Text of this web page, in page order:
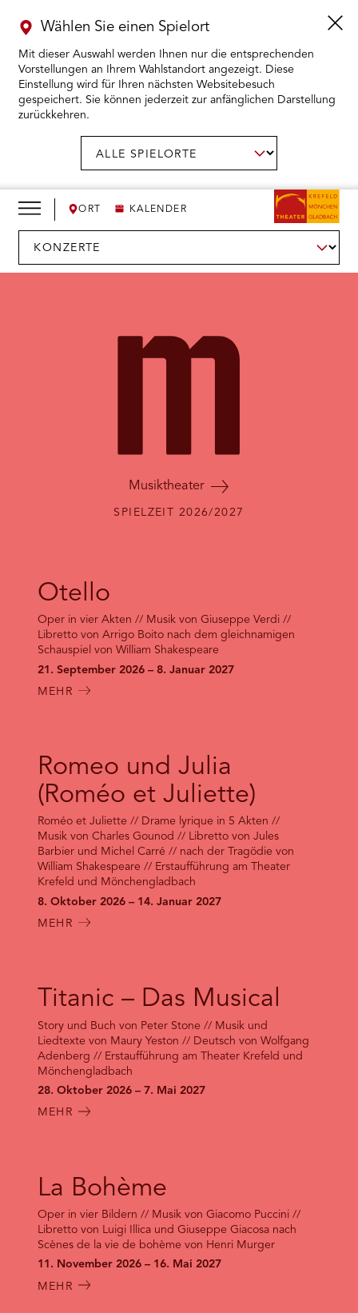
ORT KALENDER
Wählen Sie einen Spielort
Mit dieser Auswahl werden Ihnen nur die entsprechenden
Vorstellungen an Ihrem Wahlstandort angezeigt. Diese
Einstellung wird für Ihren nächsten Websitebesuch
gespeichert. Sie können jederzeit zur anfänglichen Darstellung
zurückkehren.
KARTENKAUF ÖFFNEN
WIR ÖFFNEN
Musiktheater
SPIELZEIT 2026/2027
Otello
Oper in vier Akten // Musik von Giuseppe Verdi //
Libretto von Arrigo Boito nach dem gleichnamigen
Schauspiel von William Shakespeare
21. September 2026 – 8. Januar 2027
MEHR
Romeo und Julia
(Roméo et Juliette)
Roméo et Juliette // Drame lyrique in 5 Akten //
Musik von Charles Gounod // Libretto von Jules
Barbier und Michel Carré // nach der Tragödie von
William Shakespeare // Erstaufführung am Theater
Krefeld und Mönchengladbach
8. Oktober 2026 – 14. Januar 2027
MEHR
Titanic – Das Musical
Story und Buch von Peter Stone // Musik und
Liedtexte von Maury Yeston // Deutsch von Wolfgang
Adenberg // Erstaufführung am Theater Krefeld und
Mönchengladbach
28. Oktober 2026 – 7. Mai 2027
MEHR
La Bohème
Oper in vier Bildern // Musik von Giacomo Puccini //
Libretto von Luigi Illica und Giuseppe Giacosa nach
Scènes de la vie de bohème von Henri Murger
11. November 2026 – 16. Mai 2027
MEHR